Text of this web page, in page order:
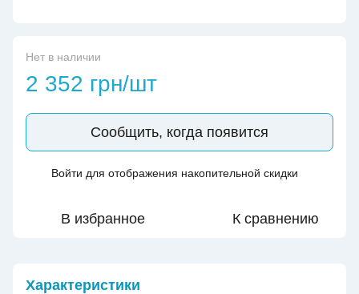
Нет в наличии
2 352 грн/шт
Сообщить, когда появится
Войти для отображения накопительной скидки
В избранное К сравнению
Характеристики